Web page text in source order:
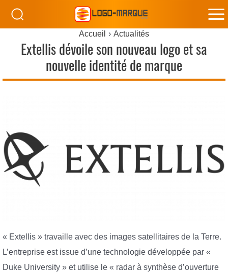
Accueil Actualités
Extellis dévoile son nouveau logo et sa
nouvelle identité de marque
« Extellis » travaille avec des images satellitaires de la Terre.
L’entreprise est issue d’une technologie développée par «
Duke University » et utilise le « radar à synthèse d’ouverture